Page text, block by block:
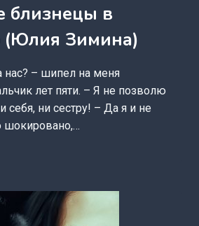
близнецы в
(Юлия Зимина)
нас? – шипел на меня
лет пяти. – Я не позволю
ни сестру! – Да я и не
шокировано,…